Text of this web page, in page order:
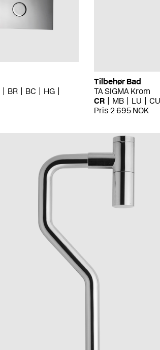
Tilbehør Bad
TA SIGMA Krom
CR
MB LU CU
Pris 2 695 NOK
BR BC
HG